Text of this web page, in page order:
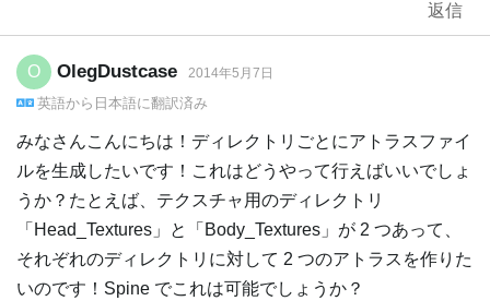
返信
O OlegDustcase 2014年5月7日
英語から 日本語に翻訳済み
みなさんこんにちは！ディレクトリごとにアトラスファイ
ルを生成したいです！これはどうやって行えばいいでしょ
うか？たとえば、テクスチャ用のディレクトリ
「Head_Textures」と「Body_Textures」が 2 つあって、
それぞれのディレクトリに対して 2 つのアトラスを作りた
いのです！Spine でこれは可能でしょうか？